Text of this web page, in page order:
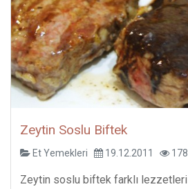
Zeytin Soslu Biftek
Et Yemekleri 19.12.2011
Zeytin soslu biftek farklı lezzetleri